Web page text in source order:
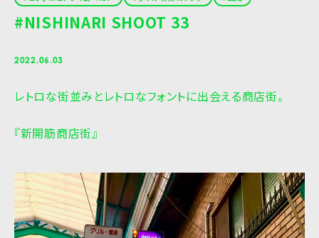
#NISHINARI SHOOT 33
2022.06.03
レトロな街並みとレトロなフォントに出会える商店街。
『新開筋商店街』